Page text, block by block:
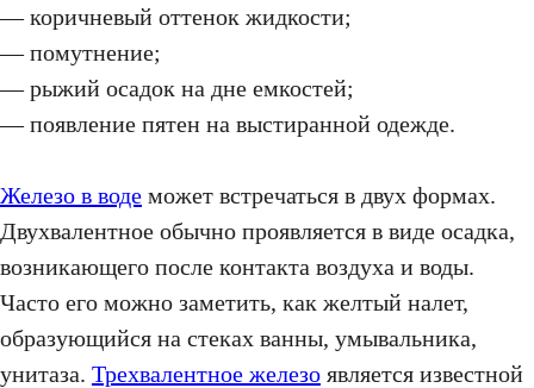
— коричневый оттенок жидкости;
— помутнение;
— рыжий осадок на дне емкостей;
— появление пятен на выстиранной одежде.
Железо в воде может встречаться в двух формах.
Двухвалентное обычно проявляется в виде осадка,
возникающего после контакта воздуха и воды.
Часто его можно заметить, как желтый налет,
образующийся на стеках ванны, умывальника,
унитаза. Трехвалентное железо является известной